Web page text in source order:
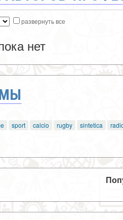
развернуть все
нет
sport calcio rugby sintetica